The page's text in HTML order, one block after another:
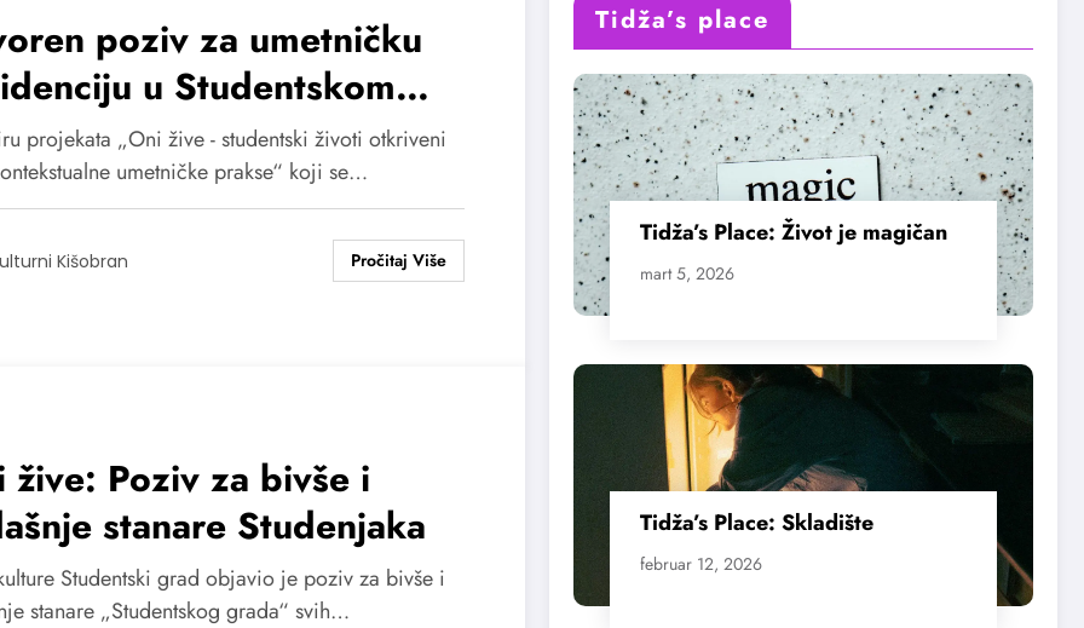
poziv za umetničku
u Studentskom
u okviru projekta „Oni
projekata „Oni žive - studentski životi otkriveni
umetničke prakse“ koji se…
Kišobran
žive: Poziv za bivše i
stanare Studenjaka
Studentski grad objavio je poziv za bivše i
stanare „Studentskog grada“ svih…
Tidža’s place
Tidža’s Place: Život je magičan
mart 5, 2026
Tidža’s Place: Skladište
februar 12, 2026